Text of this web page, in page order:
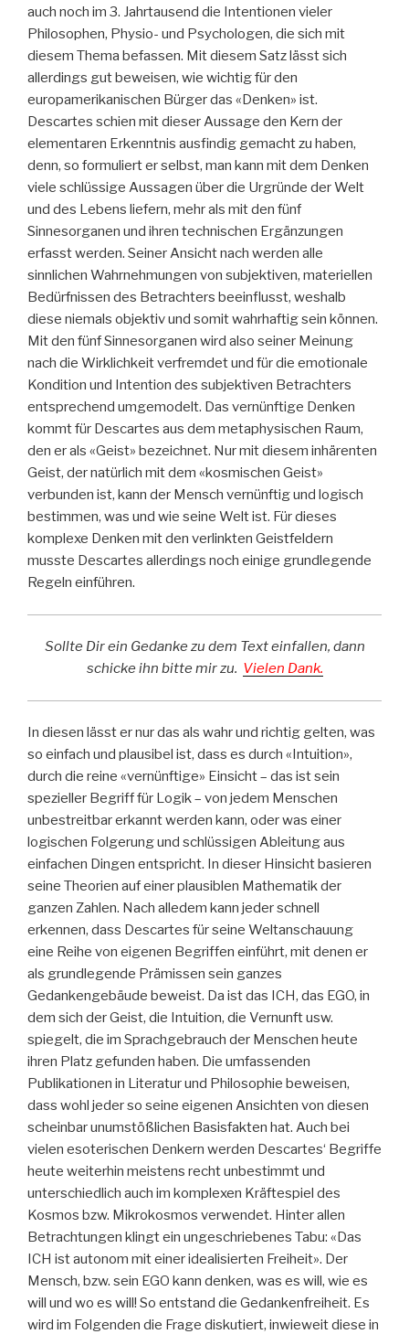
auch noch im 3. Jahrtausend die Intentionen vieler
Philosophen, Physio- und Psychologen, die sich mit
diesem Thema befassen. Mit diesem Satz lässt sich
allerdings gut beweisen, wie wichtig für den
europamerikanischen Bürger das «Denken» ist.
Descartes schien mit dieser Aussage den Kern der
elementaren Erkenntnis ausfindig gemacht zu haben,
denn, so formuliert er selbst, man kann mit dem Denken
viele schlüssige Aussagen über die Urgründe der Welt
und des Lebens liefern, mehr als mit den fünf
Sinnesorganen und ihren technischen Ergänzungen
erfasst werden. Seiner Ansicht nach werden alle
sinnlichen Wahrnehmungen von subjektiven, materiellen
Bedürfnissen des Betrachters beeinflusst, weshalb
diese niemals objektiv und somit wahrhaftig sein können.
Mit den fünf Sinnesorganen wird also seiner Meinung
nach die Wirklichkeit verfremdet und für die emotionale
Kondition und Intention des subjektiven Betrachters
entsprechend umgemodelt. Das vernünftige Denken
kommt für Descartes aus dem metaphysischen Raum,
den er als «Geist» bezeichnet. Nur mit diesem inhärenten
Geist, der natürlich mit dem «kosmischen Geist»
verbunden ist, kann der Mensch vernünftig und logisch
bestimmen, was und wie seine Welt ist. Für dieses
komplexe Denken mit den verlinkten Geistfeldern
musste Descartes allerdings noch einige grundlegende
Regeln einführen.
Sollte Dir ein Gedanke zu dem Text einfallen, dann
schicke ihn bitte mir zu. Vielen Dank.
In diesen lässt er nur das als wahr und richtig gelten, was
so einfach und plausibel ist, dass es durch «Intuition»,
durch die reine «vernünftige» Einsicht – das ist sein
spezieller Begriff für Logik – von jedem Menschen
unbestreitbar erkannt werden kann, oder was einer
logischen Folgerung und schlüssigen Ableitung aus
einfachen Dingen entspricht. In dieser Hinsicht basieren
seine Theorien auf einer plausiblen Mathematik der
ganzen Zahlen. Nach alledem kann jeder schnell
erkennen, dass Descartes für seine Weltanschauung
eine Reihe von eigenen Begriffen einführt, mit denen er
als grundlegende Prämissen sein ganzes
Gedankengebäude beweist. Da ist das ICH, das EGO, in
dem sich der Geist, die Intuition, die Vernunft usw.
spiegelt, die im Sprachgebrauch der Menschen heute
ihren Platz gefunden haben. Die umfassenden
Publikationen in Literatur und Philosophie beweisen,
dass wohl jeder so seine eigenen Ansichten von diesen
scheinbar unumstößlichen Basisfakten hat. Auch bei
vielen esoterischen Denkern werden Descartes‘ Begriffe
heute weiterhin meistens recht unbestimmt und
unterschiedlich auch im komplexen Kräftespiel des
Kosmos bzw. Mikrokosmos verwendet. Hinter allen
Betrachtungen klingt ein ungeschriebenes Tabu: «Das
ICH ist autonom mit einer idealisierten Freiheit». Der
Mensch, bzw. sein EGO kann denken, was es will, wie es
will und wo es will! So entstand die Gedankenfreiheit. Es
wird im Folgenden die Frage diskutiert, inwieweit diese in